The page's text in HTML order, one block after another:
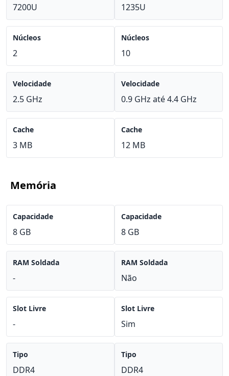
7200U
Núcleos
2
Velocidade
2.5 GHz
Cache
3 MB
1235U
Núcleos
10
Velocidade
0.9 GHz até 4.4 GHz
Cache
12 MB
Memória
Capacidade
8 GB
RAM Soldada
-
Slot Livre
-
Tipo
DDR4
Capacidade
8 GB
RAM Soldada
Não
Slot Livre
Sim
Tipo
DDR4